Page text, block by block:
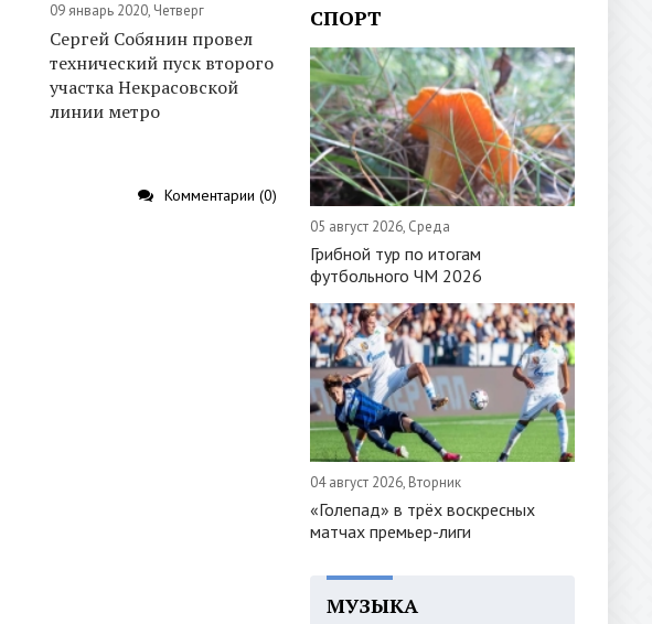
09 январь 2020, Четверг
Сергей Собянин провел
технический пуск второго
участка Некрасовской
линии метро
Комментарии (0)
СПОРТ
05 август 2026, Среда
Грибной тур по итогам
футбольного ЧМ 2026
04 август 2026, Вторник
«Голепад» в трёх воскресных
матчах премьер-лиги
МУЗЫКА